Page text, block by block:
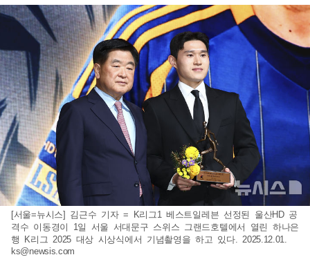
[서울=뉴시스] 김근수 기자 = K리그1 베스트일레븐 선정된 울산HD 공
격수 이동경이 1일 서울 서대문구 스위스 그랜드호텔에서 열린 하나은
행 K리그 2025 대상 시상식에서 기념촬영을 하고 있다. 2025.12.01.
ks@newsis.com